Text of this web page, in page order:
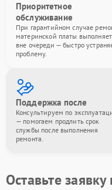
Приоритетное
обслуживание
При гарантийном случае
материнской платы
вне очереди — быстро
проблему.
Поддержка после
Консультируем по
— помогаем продлить срок
службы после выполнения
ремонта.
Оставьте